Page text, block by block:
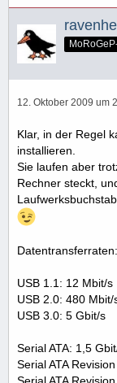
12. Oktober 2009 um
Klar, in der Regel
installieren.
Sie laufen aber
Rechner steckt,
Datentransferraten:
USB 1.1: 12 Mbit/s
USB 2.0: 480 Mbit/
USB 3.0: 5 Gbit/s
Serial ATA: 1,5
Serial ATA